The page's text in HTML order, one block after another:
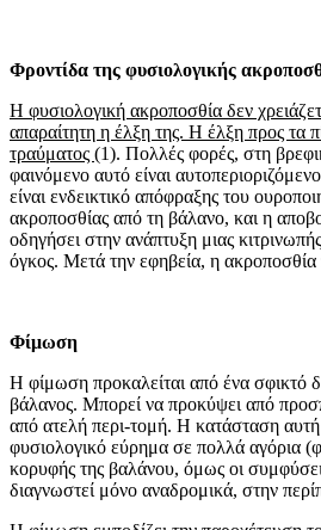
Φροντίδα της φυσιολογικής
Η φυσιολογική ακροποσθία δεν
απαραίτητη η έλξη της. Η έλξη προς τα
τραύματος (1). Πολλές φο­ρές, στη
φαινόμενο αυτό είναι
είναι ενδεικτικό απόφραξης του
ακροποσθίας από τη βάλανο, και η
οδηγήσει στην ανάπτυξη μιας
όγκος. Μετά την εφηβεία, η ακροποσθία
Φίμωση
Η φίμωση προκαλείται από ένα σφικτό
βάλανος. Μπορεί να προκύ­ψει από
από ατελή περι-τομή. Η κατάσταση αυτή
φυσιολογικό εύρημα σε πολλά αγόρια
κο­ρυφής της βαλάνου, όμως οι
διαγνωστεί μόνο αναδρομικά, στην